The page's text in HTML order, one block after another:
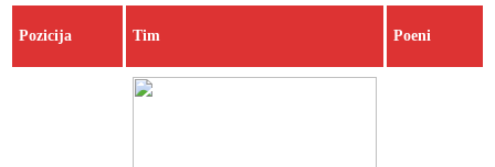
Pozicija Tim Poeni